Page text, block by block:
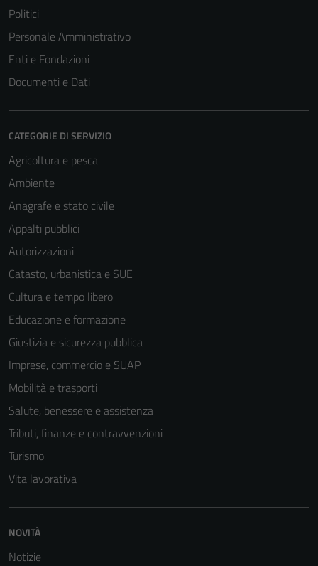
Politici
Personale Amministrativo
Enti e Fondazioni
Documenti e Dati
CATEGORIE DI SERVIZIO
Agricoltura e pesca
Ambiente
Anagrafe e stato civile
Appalti pubblici
Autorizzazioni
Catasto, urbanistica e SUE
Cultura e tempo libero
Educazione e formazione
Giustizia e sicurezza pubblica
Imprese, commercio e SUAP
Mobilità e trasporti
Salute, benessere e assistenza
Tributi, finanze e contravvenzioni
Turismo
Vita lavorativa
NOVITÀ
Notizie
non raccolgono